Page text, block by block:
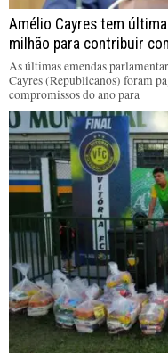
Amélio Cayres tem
milhão para contribuir
As últimas emendas
Cayres (Republicanos) foram
compromissos do ano para